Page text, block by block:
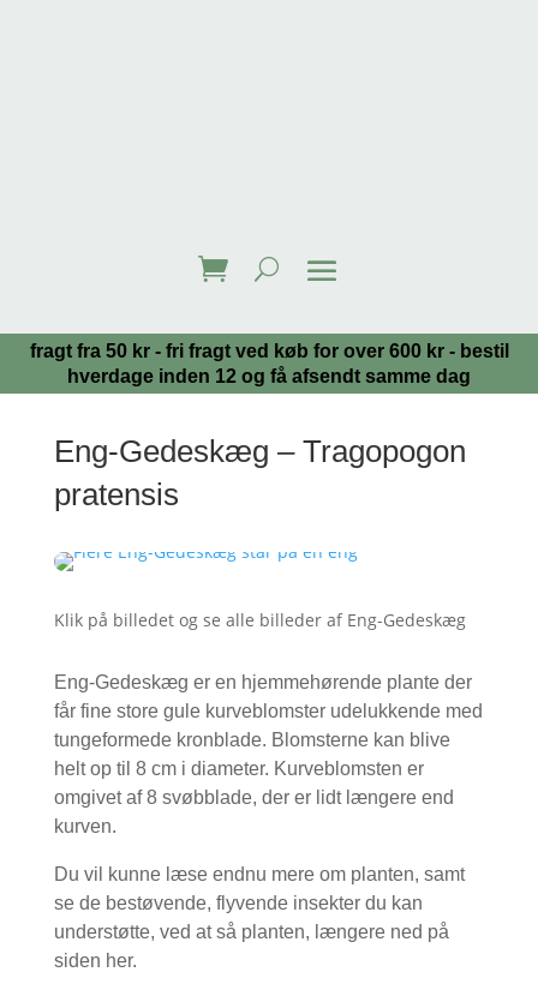
fragt fra 50 kr - fri fragt ved køb for over 600 kr - bestil
hverdage inden 12 og få afsendt samme dag
Eng-Gedeskæg – Tragopogon
pratensis
Klik på billedet og se alle billeder af Eng-Gedeskæg
Eng-Gedeskæg er en hjemmehørende plante der
får fine store gule kurveblomster udelukkende med
tungeformede kronblade. Blomsterne kan blive
helt op til 8 cm i diameter. Kurveblomsten er
omgivet af 8 svøbblade, der er lidt længere end
kurven.
Du vil kunne læse endnu mere om planten, samt
se de bestøvende, flyvende insekter du kan
understøtte, ved at så planten, længere ned på
siden her.